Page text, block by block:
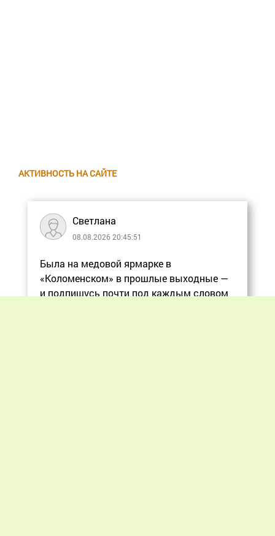
АКТИВНОСТЬ НА САЙТЕ
Светлана
08.08.2026 20:45:51
Была на медовой ярмарке в
«Коломенском» в прошлые выходные —
и подпишусь почти под каждым словом